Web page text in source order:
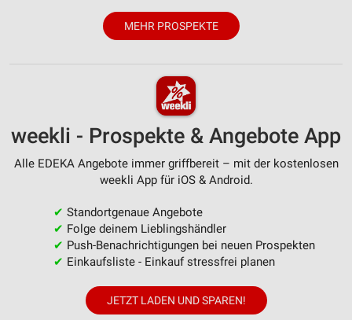
MEHR PROSPEKTE
weekli - Prospekte & Angebote App
Alle EDEKA Angebote immer griffbereit – mit der kostenlosen
weekli App für iOS & Android.
✔ Standortgenaue Angebote
✔ Folge deinem Lieblingshändler
✔ Push-Benachrichtigungen bei neuen Prospekten
✔ Einkaufsliste - Einkauf stressfrei planen
JETZT LADEN UND SPAREN!